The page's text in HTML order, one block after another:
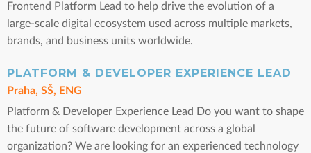
Frontend Platform Lead to help drive the evolution of a
large-scale digital ecosystem used across multiple markets,
brands, and business units worldwide.
PLATFORM & DEVELOPER EXPERIENCE LEAD
Praha, SŠ, ENG
Platform & Developer Experience Lead Do you want to shape
the future of software development across a global
organization? We are looking for an experienced technology